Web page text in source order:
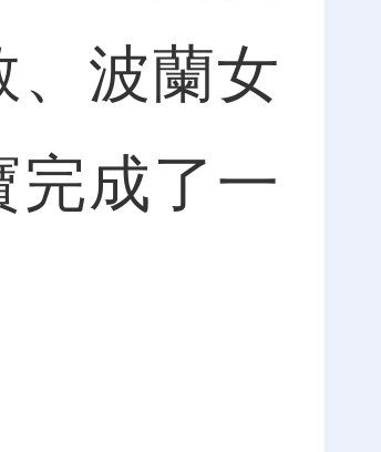
、波蘭女
完成了一